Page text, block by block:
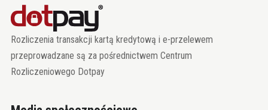
Rozliczenia transakcji kartą kredytową i e-przelewem
przeprowadzane są za pośrednictwem Centrum
Rozliczeniowego Dotpay